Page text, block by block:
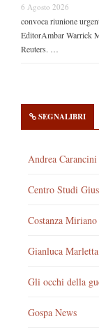
6 Agosto 2026
convoca riunione
EditorAmbar Warrick
Reuters. …
SEGNALIBRI
Andrea Carancini
Centro Studi
Costanza Miriano
Gianluca Marletta
Gli occhi della
Gospa News